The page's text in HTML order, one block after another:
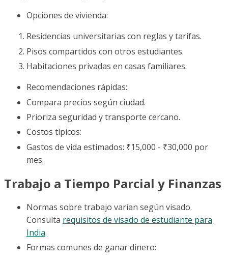
Opciones de vivienda:
Residencias universitarias con reglas y tarifas.
Pisos compartidos con otros estudiantes.
Habitaciones privadas en casas familiares.
Recomendaciones rápidas:
Compara precios según ciudad.
Prioriza seguridad y transporte cercano.
Costos típicos:
Gastos de vida estimados: ₹15,000 - ₹30,000 por
mes.
Trabajo a Tiempo Parcial y Finanzas
Normas sobre trabajo varían según visado.
Consulta requisitos de visado de estudiante para
India.
Formas comunes de ganar dinero: